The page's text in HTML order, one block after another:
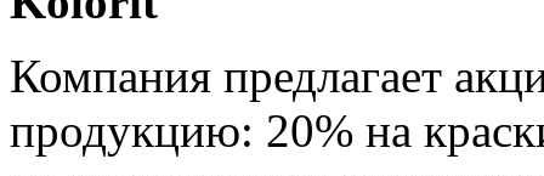
Компания предлагает
продукцию: 20% на